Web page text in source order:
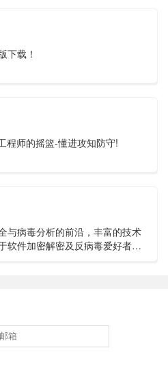
下载！
程师的摇篮-懂进攻知防守!
与病毒分析的前沿，丰富的技术
软件加密解密及反病毒爱好者共